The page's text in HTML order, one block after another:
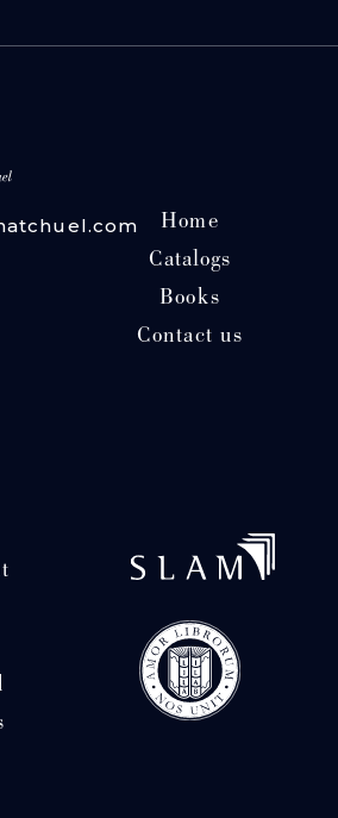
Home
Catalogs
Books
Contact us